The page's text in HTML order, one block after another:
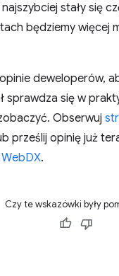
stały się
będziemy więcej
deweloperów,
sprawdza się w
Obserwuj
prześlij opinię już
.
Czy te wskazówki były